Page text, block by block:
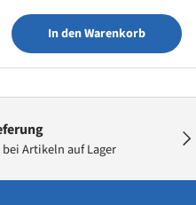
In den Warenkorb
bei Artikeln auf Lager